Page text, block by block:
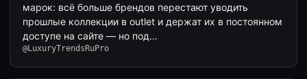
марок: всё больше брендов перестают уводить
прошлые коллекции в outlet и держат их в постоянном
доступе на сайте — но под…
@LuxuryTrendsRuPro